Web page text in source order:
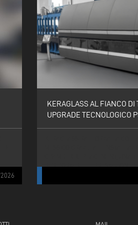
KERAGLASS AL FIANCO DI
UPGRADE TECNOLOGICO
PER PORTARE LE PRESTAZIONI